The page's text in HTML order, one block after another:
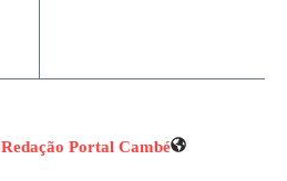
Redação Portal Cambé